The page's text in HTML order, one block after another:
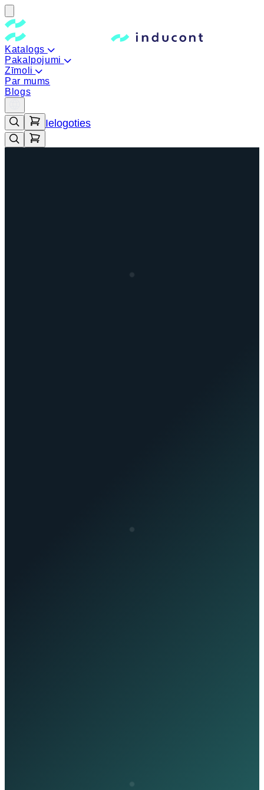
Katalogs
Pakalpojumi
Zīmoli
Par mums
Blogs
Ielogoties